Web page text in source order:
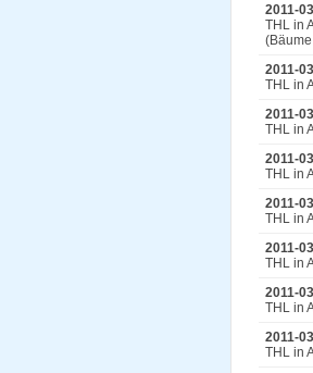
2011-
THL in
2011-
THL in
2011-
THL in
2011-
THL in
2011-
THL in
2011-
THL in
2011-
THL in
2011-
THL in